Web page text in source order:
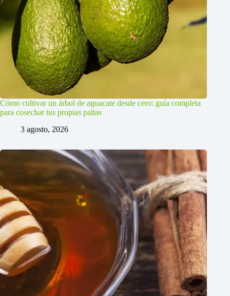
Cómo cultivar un árbol de aguacate desde cero: guía completa
para cosechar tus propias paltas
3 agosto, 2026